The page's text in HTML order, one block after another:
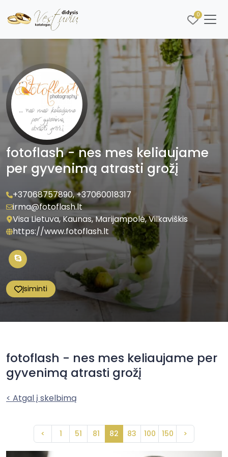
0
fotoflash - nes mes keliaujame
per gyvenimą atrasti grožį
+37068757890,+37060018317
irma@fotoflash.lt
Visa Lietuva, Kaunas, Marijampolė, Vilkaviškis
https://www.fotoflash.lt
Įsiminti
fotoflash - nes mes keliaujame per
gyvenimą atrasti grožį
< Atgal į skelbimą
< 1 51 81 82 83 100 150 >